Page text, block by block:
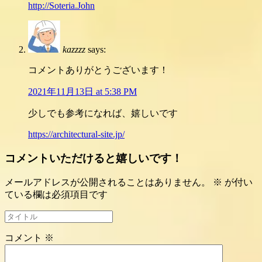
http://Soteria.John
kazzzz says:
コメントありがとうございます！
2021年11月13日 at 5:38 PM
少しでも参考になれば、嬉しいです
https://architectural-site.jp/
コメントいただけると嬉しいです！
メールアドレスが公開されることはありません。 ※ が付い
ている欄は必須項目です
コメント ※